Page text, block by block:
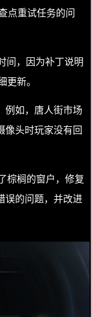
点重试任务的问
间，因为补丁说明
更新。
例如，唐人街市场
像头时玩家没有回
棕榈的窗户，修复
误的问题，并改进